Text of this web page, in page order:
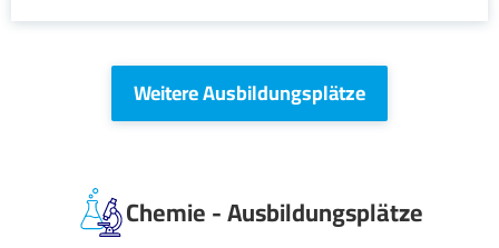
Weitere Ausbildungsplätze
Chemie - Ausbildungsplätze